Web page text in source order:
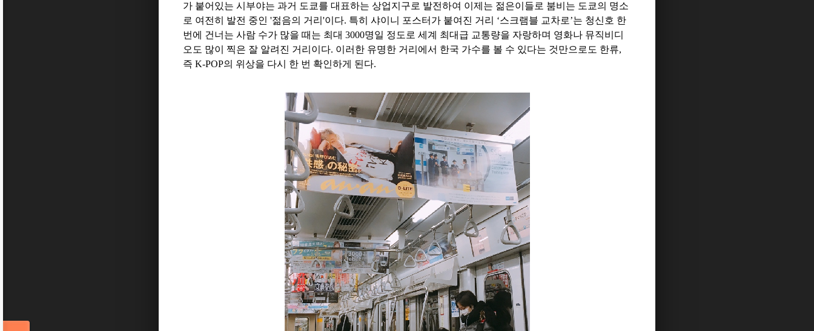
가 붙어있는 시부야는 과거 도쿄를 대표하는 상업지구로 발전하여 이제는 젊은이들로 붐비는 도쿄의 명소
로 여전히 발전 중인 '젊음의 거리 '이다. 특히 샤이니 포스터가 붙여진 거리 ‘스크램블 교차로’는 청신호 한
번에 건너는 사람 수가 많을 때는 최대 3000명일 정도로 세계 최대급 교통량을 자랑하며 영화나 뮤직비디
오도 많이 찍은 잘 알려진 거리이다. 이러한 유명한 거리에서 한국 가수를 볼 수 있다는 것만으로도 한류,
즉 K-POP의 위상을 다시 한 번 확인하게 된다.